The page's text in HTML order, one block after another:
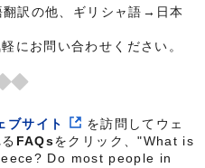
訳の他、ギリシャ語→日本
にお問い合わせください。
ブサイト
を訪問してウェ
FAQsをクリック、"What is
Do most people in